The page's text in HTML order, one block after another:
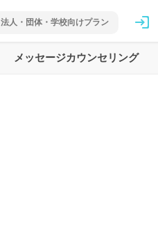
法人・団体・学校向けプラン
メッセージカウンセリング